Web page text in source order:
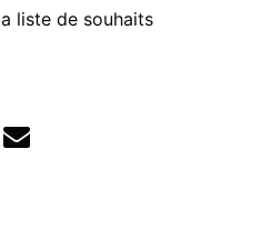
liste de souhaits